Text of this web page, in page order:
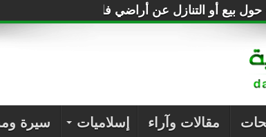
بيع أو التنازل عن أراضي فلسطين للصهاينة
مقالات وآراء إسلاميات سيرة